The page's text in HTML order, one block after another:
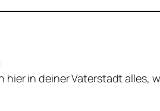
in deiner Vaterstadt alles,